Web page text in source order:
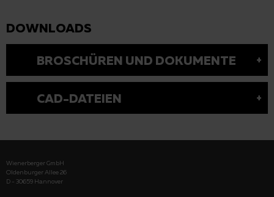
DOWNLOADS
BROSCHÜREN UND DOKUMENTE
CAD-DATEIEN
Wienerberger GmbH
Oldenburger Allee 26
D - 30659 Hannover